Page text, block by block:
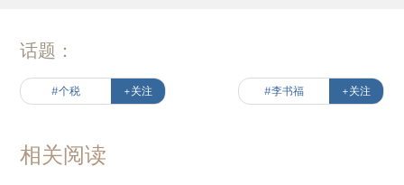
话题：
#个税 +关注 #李书福 +关注
相关阅读